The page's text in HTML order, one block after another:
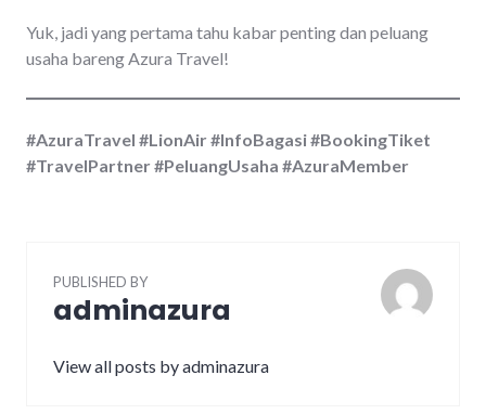
Yuk, jadi yang pertama tahu kabar penting dan peluang
usaha bareng Azura Travel!
#AzuraTravel #LionAir #InfoBagasi #BookingTiket
#TravelPartner #PeluangUsaha #AzuraMember
PUBLISHED BY
adminazura
View all posts by adminazura